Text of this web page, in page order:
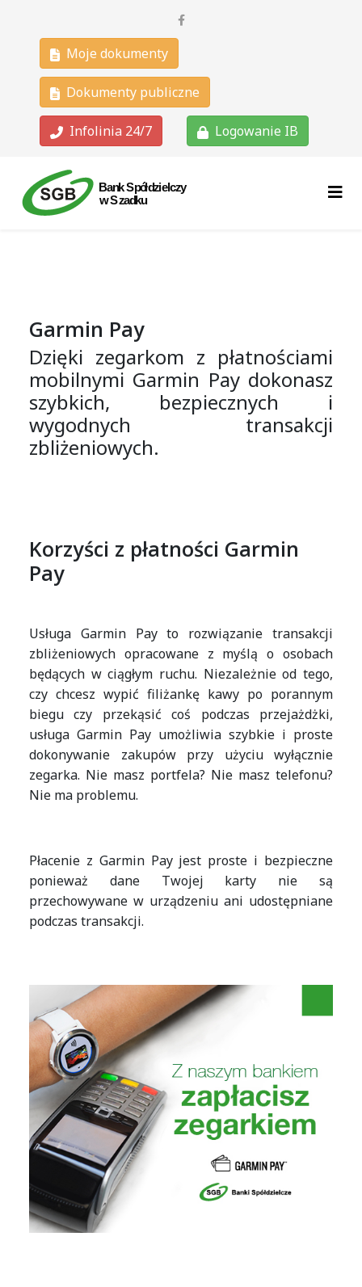
Moje dokumenty
Dokumenty publiczne
Infolinia 24/7 Logowanie IB
Garmin Pay
Dzięki zegarkom z płatnościami
mobilnymi Garmin Pay dokonasz
szybkich, bezpiecznych i
wygodnych transakcji
zbliżeniowych.
Korzyści z płatności Garmin
Pay
Usługa Garmin Pay to rozwiązanie transakcji
zbliżeniowych opracowane z myślą o osobach
będących w ciągłym ruchu. Niezależnie od tego,
czy chcesz wypić filiżankę kawy po porannym
biegu czy przekąsić coś podczas przejażdżki,
usługa Garmin Pay umożliwia szybkie i proste
dokonywanie zakupów przy użyciu wyłącznie
zegarka. Nie masz portfela? Nie masz telefonu?
Nie ma problemu.
Płacenie z Garmin Pay jest proste i bezpieczne
ponieważ dane Twojej karty nie są
przechowywane w urządzeniu ani udostępniane
podczas transakcji.